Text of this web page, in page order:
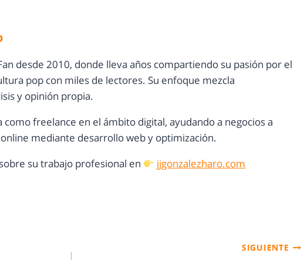
desde 2010, donde lleva años compartiendo su pasión por el
pop con miles de lectores. Su enfoque mezcla
y opinión propia.
como freelance en el ámbito digital, ayudando a negocios a
mediante desarrollo web y optimización.
su trabajo profesional en
jjgonzalezharo.com
SIGUIENTE